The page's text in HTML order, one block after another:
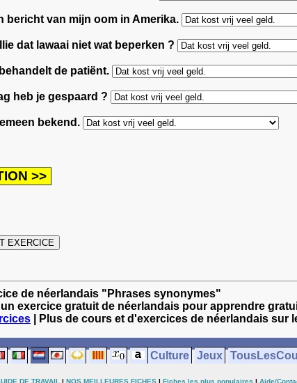
bericht van mijn oom in Amerika.
dat lawaai niet wat beperken ?
de patiënt.
heb je gespaard ?
bekend.
de néerlandais "Phrases synonymes"
exercice gratuit de néerlandais pour apprendre
| Plus de cours et d'exercices de néerlandais sur
Culture Jeux
DE TRAVAIL | NOS MEILLEURES FICHES | Fiches les plus populaires | Aide/